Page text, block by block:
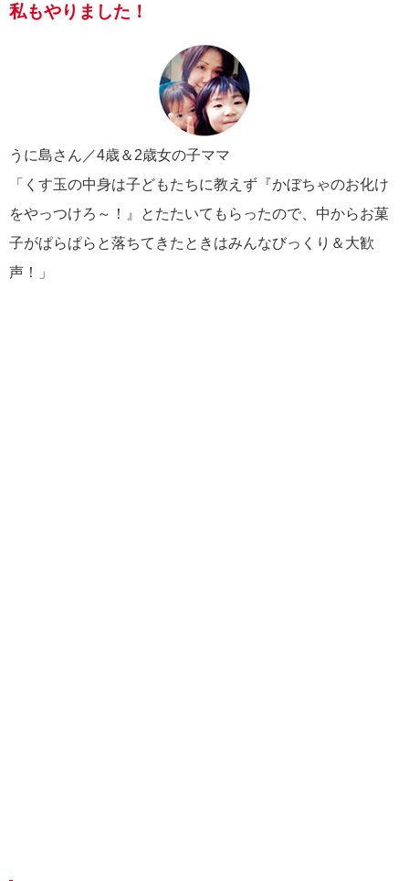
私もやりました！
うに島さん／4歳＆2歳女の子ママ
「くす玉の中身は子どもたちに教えず『かぼちゃのお化け
をやっつけろ～！』とたたいてもらったので、中からお菓
子がぱらぱらと落ちてきたときはみんなびっくり＆大歓
声！」